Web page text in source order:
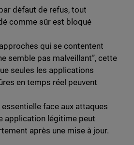
défaut de refus, tout
comme sûr est bloqué
qui se contentent
semble pas malveillant”, cette
seules les applications
en temps réel peuvent
face aux attaques
application légitime peut
après une mise à jour.